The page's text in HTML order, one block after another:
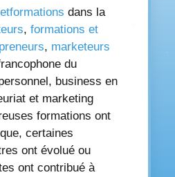
dans la
, formations et
, marketeurs
du
business en
et marketing
formations ont
certaines
ont évolué ou
ont contribué à